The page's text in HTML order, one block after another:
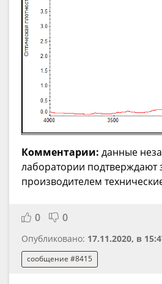
Комментарии: данные
лаборатории подтверждают
производителем
0 0
Опубликовано: 17.11.2020, в
сообщение #8415